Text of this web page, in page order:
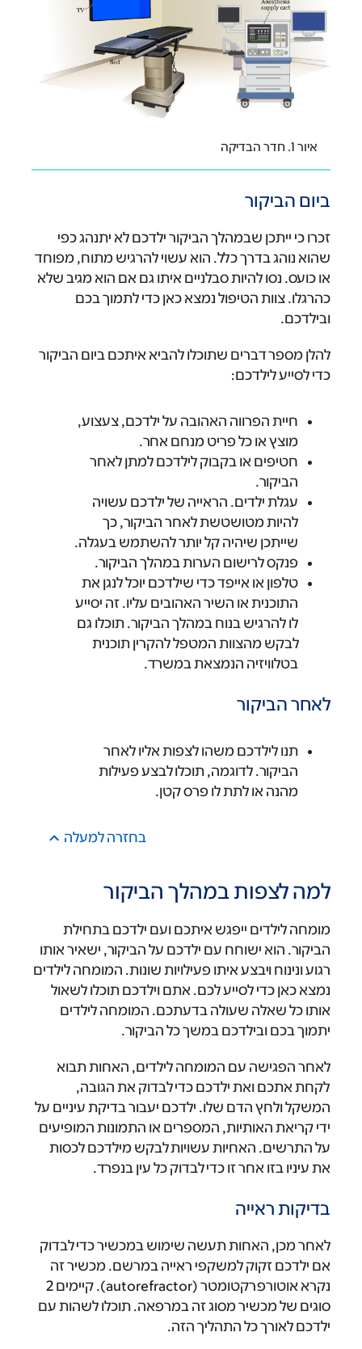
איור 1. חדר הבדיקה
ביום הביקור
זכרו כי ייתכן שבמהלך הביקור ילדכם לא יתנהג כפי
שהוא נוהג בדרך כלל. הוא עשוי להרגיש מתוח, מפוחד
או כועס. נסו להיות סבלניים איתו גם אם הוא מגיב שלא
כהרגלו. צוות הטיפול נמצא כאן כדי לתמוך בכם
ובילדכם.
להלן מספר דברים שתוכלו להביא איתכם ביום הביקור
כדי לסייע לילדכם:
חיית הפרווה האהובה על ילדכם, צעצוע,
מוצץ או כל פריט מנחם אחר.
חטיפים או בקבוק לילדכם למתן לאחר
הביקור.
עגלת ילדים. הראייה של ילדכם עשויה
להיות מטושטשת לאחר הביקור, כך
שייתכן שיהיה קל יותר להשתמש בעגלה.
פנקס לרישום הערות במהלך הביקור.
טלפון או אייפד כדי שילדכם יוכל לנגן את
התוכנית או השיר האהובים עליו. זה יסייע
לו להרגיש בנוח במהלך הביקור. תוכלו גם
לבקש מהצוות המטפל להקרין תוכנית
בטלוויזיה הנמצאת במשרד.
לאחר הביקור
תנו לילדכם משהו לצפות אליו לאחר
הביקור. לדוגמה, תוכלו לבצע פעילות
מהנה או לתת לו פרס קטן.
בחזרה למעלה
למה לצפות במהלך הביקור
מומחה לילדים ייפגש איתכם ועם ילדכם בתחילת
הביקור. הוא ישוחח עם ילדכם על הביקור, ישאיר אותו
רגוע ונינוח ויבצע איתו פעילויות שונות. המומחה לילדים
נמצא כאן כדי לסייע לכם. אתם וילדכם תוכלו לשאול
אותו כל שאלה שעולה בדעתכם. המומחה לילדים
יתמוך בכם ובילדכם במשך כל הביקור.
לאחר הפגישה עם המומחה לילדים, האחות תבוא
לקחת אתכם ואת ילדכם כדי לבדוק את הגובה,
המשקל ולחץ הדם שלו. ילדכם יעבור בדיקת עיניים על
ידי קריאת האותיות, המספרים או התמונות המופיעים
על התרשים. האחיות עשויות לבקש מילדכם לכסות
את עיניו בזו אחר זו כדי לבדוק כל עין בנפרד.
בדיקות ראייה
לאחר מכן, האחות תעשה שימוש במכשיר כדי לבדוק
אם ילדכם זקוק למשקפי ראייה במרשם. מכשיר זה
נקרא אוטורפרקטומטר (autorefractor). קיימים 2
סוגים של מכשיר מסוג זה במרפאה. תוכלו לשהות עם
ילדכם לאורך כל התהליך הזה.